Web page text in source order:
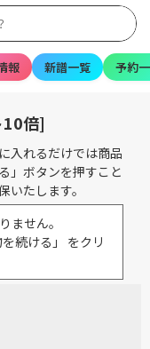
報 新譜一覧 予約
倍]
入れるだけでは商品
」ボタンを押すこと
たします。
ません。
続ける」 をクリ